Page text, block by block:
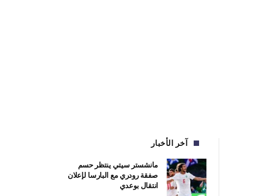
آخر الأخبار
مانشستر سيتي ينتظر حسم
صفقة رودري مع البارسا لإعلان
انتقال بوعدي